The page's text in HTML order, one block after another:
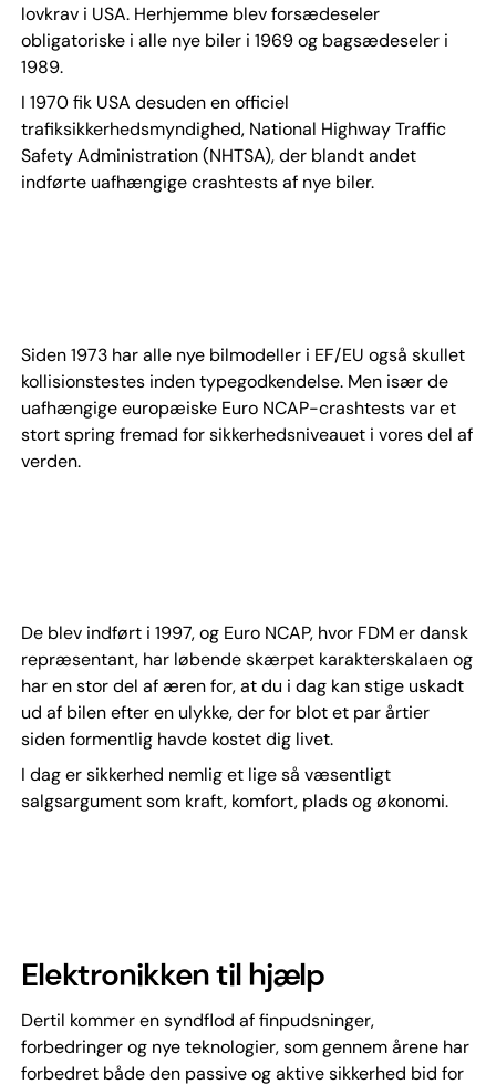
lovkrav i USA. Herhjemme blev forsædeseler
obligatoriske i alle nye biler i 1969 og bagsædeseler i
1989.
I 1970 fik USA desuden en officiel
trafiksikkerhedsmyndighed, National Highway Traffic
Safety Administration (NHTSA), der blandt andet
indførte uafhængige crashtests af nye biler.
Siden 1973 har alle nye bilmodeller i EF/EU også skullet
kollisionstestes inden typegodkendelse. Men især de
uafhængige europæiske Euro NCAP-crashtests var et
stort spring fremad for sikkerhedsniveauet i vores del af
verden.
De blev indført i 1997, og Euro NCAP, hvor FDM er dansk
repræsentant, har løbende skærpet karakterskalaen og
har en stor del af æren for, at du i dag kan stige uskadt
ud af bilen efter en ulykke, der for blot et par årtier
siden formentlig havde kostet dig livet.
I dag er sikkerhed nemlig et lige så væsentligt
salgsargument som kraft, komfort, plads og økonomi.
Elektronikken til hjælp
Dertil kommer en syndflod af finpudsninger,
forbedringer og nye teknologier, som gennem årene har
forbedret både den passive og aktive sikkerhed bid for